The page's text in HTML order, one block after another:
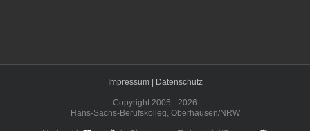
Impressum | Datenschutz
Copyright 2005 - 2026
Hans-Sachs-Berufskolleg, Oberhausen/NRW